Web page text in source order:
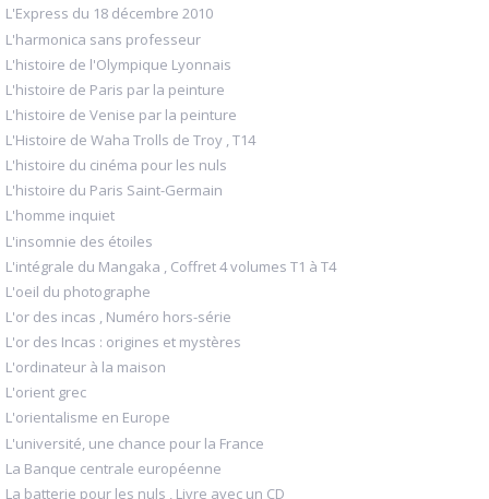
L'Express du 18 décembre 2010
L'harmonica sans professeur
L'histoire de l'Olympique Lyonnais
L'histoire de Paris par la peinture
L'histoire de Venise par la peinture
L'Histoire de Waha Trolls de Troy , T14
L'histoire du cinéma pour les nuls
L'histoire du Paris Saint-Germain
L'homme inquiet
L'insomnie des étoiles
L'intégrale du Mangaka , Coffret 4 volumes T1 à T4
L'oeil du photographe
L'or des incas , Numéro hors-série
L'or des Incas : origines et mystères
L'ordinateur à la maison
L'orient grec
L'orientalisme en Europe
L'université, une chance pour la France
La Banque centrale européenne
La batterie pour les nuls , Livre avec un CD